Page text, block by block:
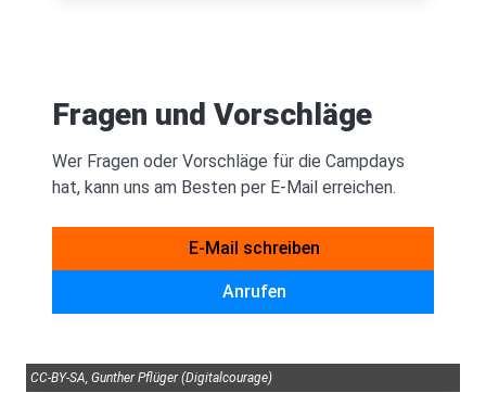
Fragen und Vorschläge
Wer Fragen oder Vorschläge für die Campdays
hat, kann uns am Besten per E-Mail erreichen.
E-Mail schreiben
Anrufen
CC-BY-SA, Gunther Pflüger (Digitalcourage)